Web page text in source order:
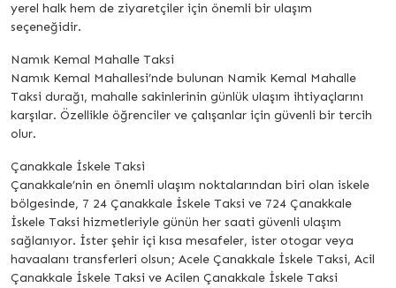
yerel halk hem de ziyaretçiler için önemli bir ulaşım
seçeneğidir.
Namık Kemal Mahalle Taksi
Namık Kemal Mahallesi’nde bulunan Namik Kemal Mahalle
Taksi durağı, mahalle sakinlerinin günlük ulaşım ihtiyaçlarını
karşılar. Özellikle öğrenciler ve çalışanlar için güvenli bir tercih
olur.
Çanakkale İskele Taksi
Çanakkale’nin en önemli ulaşım noktalarından biri olan iskele
bölgesinde, 7 24 Çanakkale İskele Taksi ve 724 Çanakkale
İskele Taksi hizmetleriyle günün her saati güvenli ulaşım
sağlanıyor. İster şehir içi kısa mesafeler, ister otogar veya
havaalanı transferleri olsun; Acele Çanakkale İskele Taksi, Acil
Çanakkale İskele Taksi ve Acilen Çanakkale İskele Taksi